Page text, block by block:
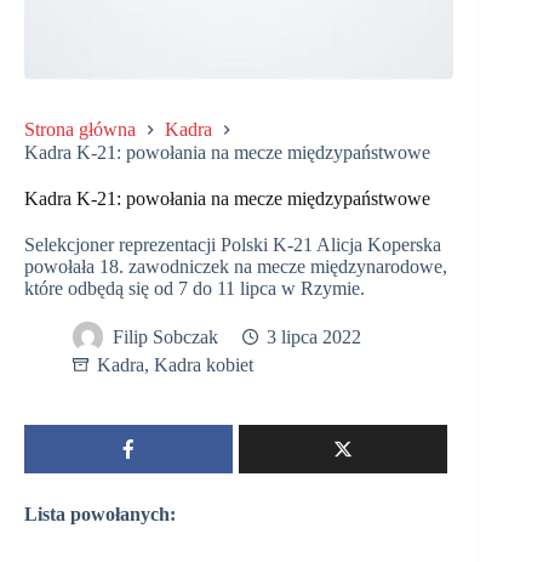
Strona główna
Kadra
Kadra K-21: powołania na mecze międzypaństwowe
Kadra K-21: powołania na mecze międzypaństwowe
Selekcjoner reprezentacji Polski K-21 Alicja Koperska
powołała 18. zawodniczek na mecze międzynarodowe,
które odbędą się od 7 do 11 lipca w Rzymie.
Filip Sobczak
3 lipca 2022
Kadra, Kadra kobiet
Lista powołanych: